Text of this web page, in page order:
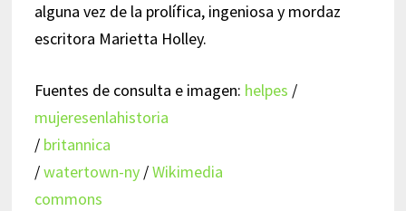
alguna vez de la prolífica, ingeniosa y mordaz
escritora Marietta Holley.
Fuentes de consulta e imagen: helpes /
mujeresenlahistoria
/ britannica
/watertown-ny/Wikimedia
commons